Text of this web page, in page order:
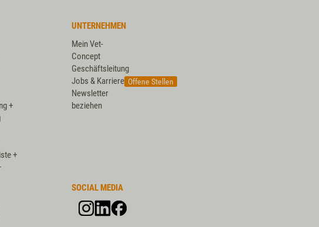
+
+
UNTERNEHMEN
Mein Vet-
Concept
Geschäftsleitung
Jobs & Karriere Offene Stellen
Newsletter
beziehen
SOCIAL MEDIA